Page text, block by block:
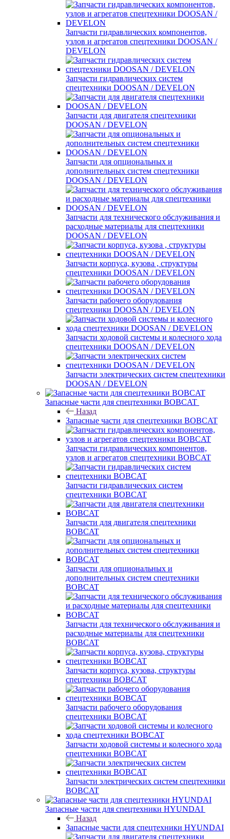
Запчасти гидравлических компонентов,
узлов и агрегатов спецтехники DOOSAN /
DEVELON
Запчасти гидравлических систем
спецтехники DOOSAN / DEVELON
Запчасти для двигателя спецтехники
DOOSAN / DEVELON
Запчасти для опциональных и
дополнительных систем спецтехники
DOOSAN / DEVELON
Запчасти для технического обслуживания и
расходные материалы для спецтехники
DOOSAN / DEVELON
Запчасти корпуса, кузова , структуры
спецтехники DOOSAN / DEVELON
Запчасти рабочего оборудования
спецтехники DOOSAN / DEVELON
Запчасти ходовой системы и колесного хода
спецтехники DOOSAN / DEVELON
Запчасти электрических систем спецтехники
DOOSAN / DEVELON
Запасные части для спецтехники BOBCAT
Назад
Запасные части для спецтехники BOBCAT
Запчасти гидравлических компонентов,
узлов и агрегатов спецтехники BOBCAT
Запчасти гидравлических систем
спецтехники BOBCAT
Запчасти для двигателя спецтехники
BOBCAT
Запчасти для опциональных и
дополнительных систем спецтехники
BOBCAT
Запчасти для технического обслуживания и
расходные материалы для спецтехники
BOBCAT
Запчасти корпуса, кузова, структуры
спецтехники BOBCAT
Запчасти рабочего оборудования
спецтехники BOBCAT
Запчасти ходовой системы и колесного хода
спецтехники BOBCAT
Запчасти электрических систем спецтехники
BOBCAT
Запасные части для спецтехники HYUNDAI
Назад
Запасные части для спецтехники HYUNDAI